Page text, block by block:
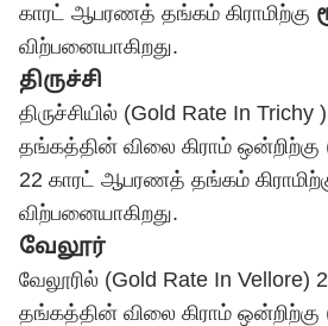
காரட் ஆபரணத் தங்கம் கிராமிற்கு
விற்பனையாகிறது.
திருச்சி
திருச்சியில் (Gold Rate In
தங்கத்தின் விலை கிராம் ஒன்றிற்கு
22 காரட் ஆபரணத் தங்கம்
விற்பனையாகிறது.
வேலூர்
வேலூரில் (Gold Rate In
தங்கத்தின் விலை கிராம் ஒன்றிற்கு